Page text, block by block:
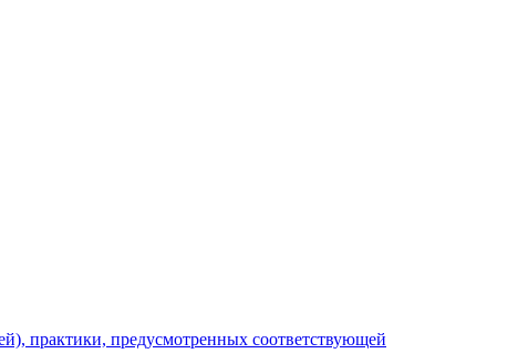
практики, предусмотренных соответствующей